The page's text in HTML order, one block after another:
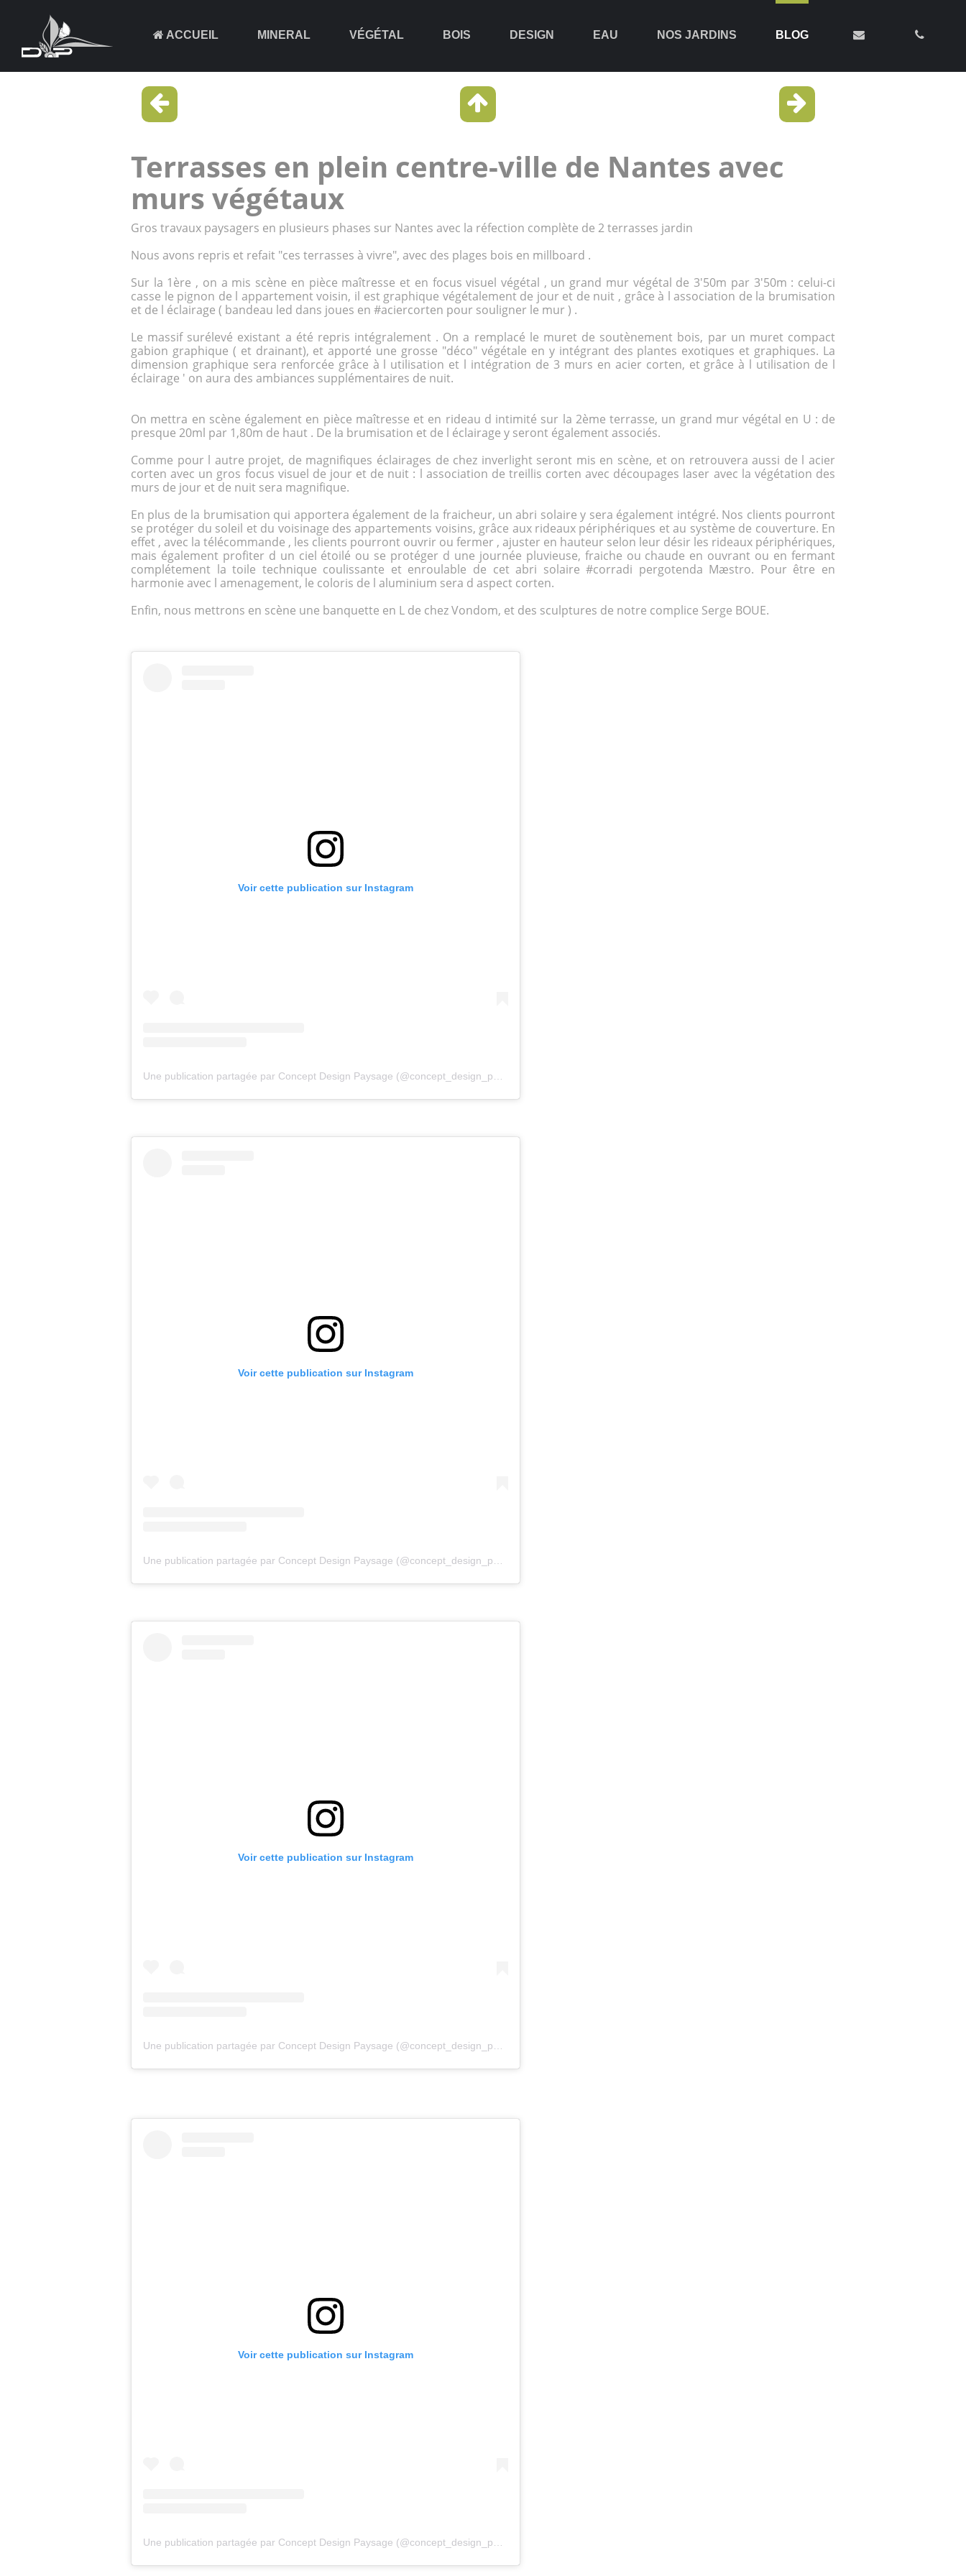
ACCUEIL MINERAL VÉGÉTAL BOIS DESIGN EAU NOS JARDINS BLOG
Terrasses en plein centre-ville de Nantes avec
murs végétaux
Gros travaux paysagers en plusieurs phases sur Nantes avec la réfection complète de 2 terrasses jardin
Nous avons repris et refait "ces terrasses à vivre", avec des plages bois en millboard .
Sur la 1ère , on a mis scène en pièce maîtresse et en focus visuel végétal , un grand mur végétal de 3'50m par 3'50m : celui-ci
casse le pignon de l appartement voisin, il est graphique végétalement de jour et de nuit , grâce à l association de la brumisation
et de l éclairage ( bandeau led dans joues en #aciercorten pour souligner le mur ) .
Le massif surélevé existant a été repris intégralement . On a remplacé le muret de soutènement bois, par un muret compact
gabion graphique ( et drainant), et apporté une grosse "déco" végétale en y intégrant des plantes exotiques et graphiques. La
dimension graphique sera renforcée grâce à l utilisation et l intégration de 3 murs en acier corten, et grâce à l utilisation de l
éclairage ' on aura des ambiances supplémentaires de nuit.
On mettra en scène également en pièce maîtresse et en rideau d intimité sur la 2ème terrasse, un grand mur végétal en U : de
presque 20ml par 1,80m de haut . De la brumisation et de l éclairage y seront également associés.
Comme pour l autre projet, de magnifiques éclairages de chez inverlightseront mis en scène, et on retrouvera aussi de l acier
corten avec un gros focus visuel de jour et de nuit : l association de treillis corten avec découpages laser avec la végétation des
murs de jour et de nuit sera magnifique.
En plus de la brumisation qui apportera également de la fraicheur, un abri solaire y sera également intégré. Nos clients pourront
se protéger du soleil et du voisinage des appartements voisins, grâce aux rideaux périphériques et au système de couverture. En
effet , avec la télécommande , les clients pourront ouvrir ou fermer , ajuster en hauteur selon leur désir les rideaux périphériques,
mais également profiter d un ciel étoilé ou se protéger d une journée pluvieuse, fraiche ou chaude en ouvrant ou en fermant
complétement la toile technique coulissante et enroulable de cet abri solaire #corradi pergotenda Mæstro. Pour être en
harmonie avec l amenagement, le coloris de l aluminium sera d aspect corten.
Enfin, nous mettrons en scène une banquette en L de chez Vondom, et des sculptures de notre complice Serge BOUE.
Voir cette publication sur Instagram
Voir cette publication sur Instagram
Voir cette publication sur Instagram
Voir cette publication sur Instagram